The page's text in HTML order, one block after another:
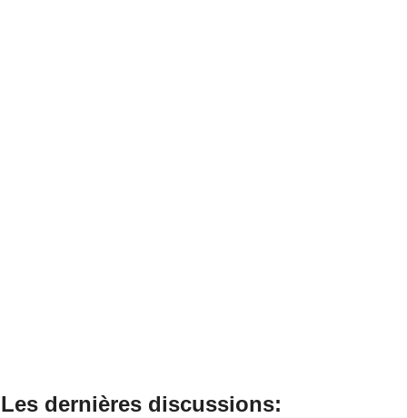
Les dernières discussions: